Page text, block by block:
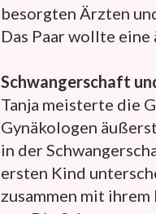
besorgten Ärzten
Das Paar wollte
Schwangerschaft
Tanja meisterte die
Gynäkologen
in der
ersten Kind
zusammen mit